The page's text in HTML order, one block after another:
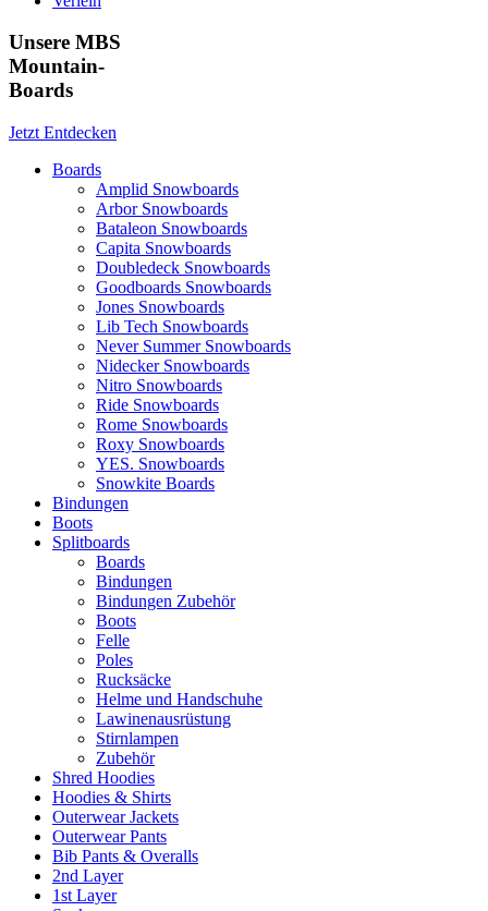
Unsere MBS
Mountain-
Boards
Jetzt Entdecken
Boards
Amplid Snowboards
Arbor Snowboards
Bataleon Snowboards
Capita Snowboards
Doubledeck Snowboards
Goodboards Snowboards
Jones Snowboards
Lib Tech Snowboards
Never Summer Snowboards
Nidecker Snowboards
Nitro Snowboards
Ride Snowboards
Rome Snowboards
Roxy Snowboards
YES. Snowboards
Snowkite Boards
Bindungen
Boots
Splitboards
Boards
Bindungen
Bindungen Zubehör
Boots
Felle
Poles
Rucksäcke
Helme und Handschuhe
Lawinenausrüstung
Stirnlampen
Zubehör
Shred Hoodies
Hoodies & Shirts
Outerwear Jackets
Outerwear Pants
Bib Pants & Overalls
2nd Layer
1st Layer